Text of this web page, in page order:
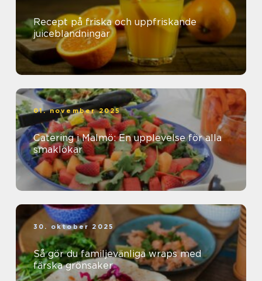
Recept på friska och uppfriskande
juiceblandningar
01. november 2025
Catering i Malmö: En upplevelse för alla
smaklökar
30. oktober 2025
Så gör du familjevänliga wraps med
färska grönsaker